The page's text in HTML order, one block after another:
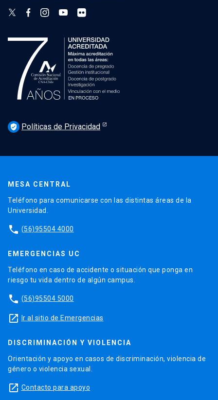
verified_user Políticas de Privacidad
MESA CENTRAL
Teléfono para comunicarse con las distintas áreas de la
Universidad.
phone (56)95504 4000
EMERGENCIAS UC
Teléfono en caso de accidente o situación que ponga en
riesgo tu vida dentro de algún campus.
phone (56)95504 5000
launch Ir al sitio de Emergencias
DISCRIMINACIÓN Y VIOLENCIA
Orientación y apoyo en casos de discriminación, violencia de
género o violencia sexual.
launch Contacto para apoyo